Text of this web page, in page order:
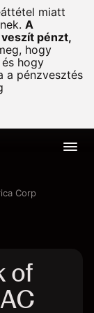
miatt
A
pénzt,
hogy
hogy
a pénzvesztés
Corp
of